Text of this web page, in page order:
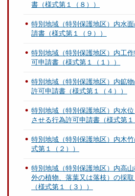
書（様式第１（８））
特別地域（特別保護地区）内水
請書（様式第１（９））
特別地域（特別保護地区）内工
可申請書（様式第１（１））
特別地域（特別保護地区）内鉱物
許可申請書（様式第１（４））
特別地域（特別保護地区）内水
させる行為許可申請書（様式第１
特別地域（特別保護地区）内木
式第１（２））
特別地域（特別保護地区）内高
外の植物、落葉又は落枝）の採
（様式第１（３））